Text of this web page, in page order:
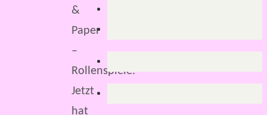
&
Paper
–
Rollenspiele.
Jetzt
hat